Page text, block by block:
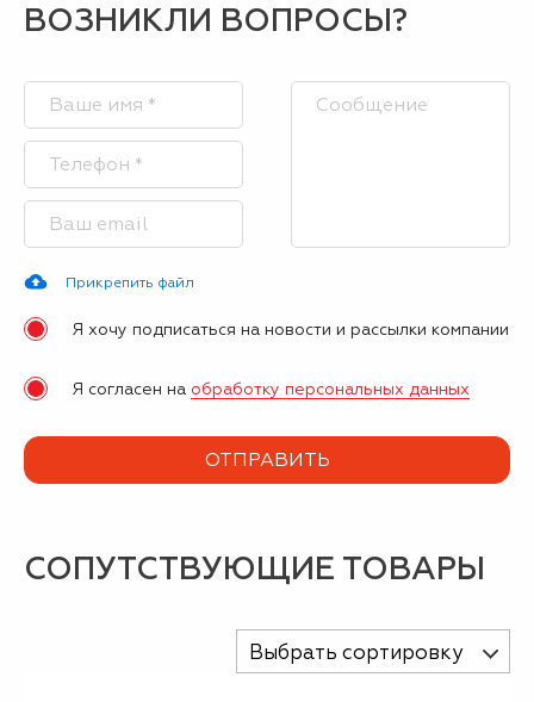
ВОЗНИКЛИ ВОПРОСЫ?
Прикрепить файл
Я хочу подписаться на новости и рассылки компании
Я согласен на обработку персональных данных
СОПУТСТВУЮЩИЕ ТОВАРЫ
Выбрать сортировку